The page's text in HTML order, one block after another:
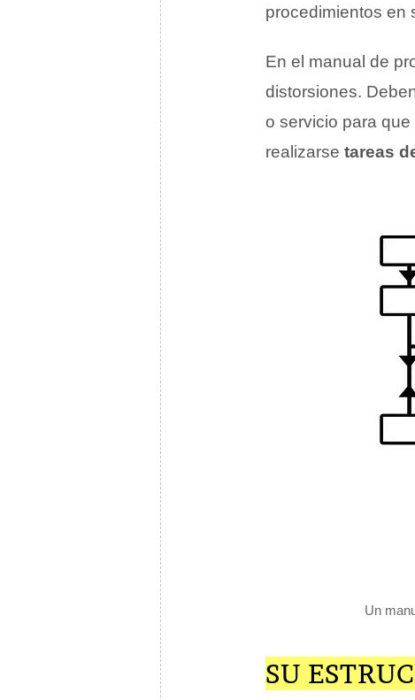
procedimientos en
En el manual de
distorsiones.
o servicio para
realizarse tareas
Un
SU